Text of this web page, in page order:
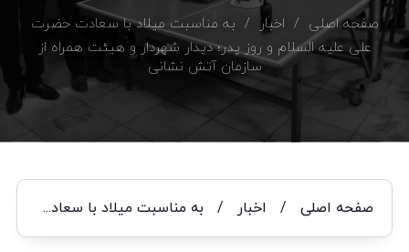
صفحه اصلی / اخبار
/ به مناسبت میلاد با سعادت حضرت
علی علیه السلام و روز پدر؛ دیدار شهردار و هیئت همراه از
سازمان آتش نشانی
صفحه اصلی/ اخبار / به مناسبت میلاد با سعادت حضرت علی علیه السلام و روز پدر؛ دیدار شهردار و هیئت همراه از سازمان آتش نشانی